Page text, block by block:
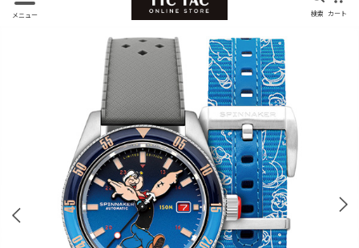
メニュー 検索 カート